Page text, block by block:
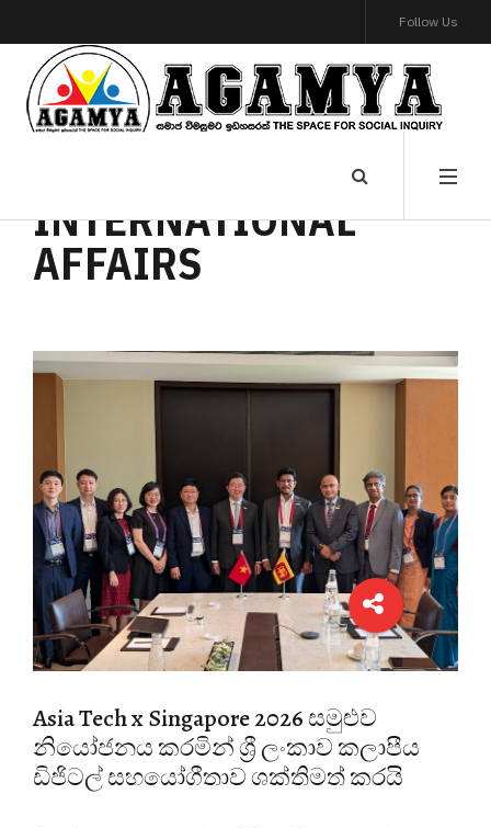
Follow Us
INTERNATIONAL
AFFAIRS
Asia Tech x Singapore 2026 සමුළුව
නියෝජනය කරමින් ශ්‍රී ලංකාව කලාපීය
ඩිජිටල් සහයෝගීතාව ශක්තිමත් කරයි